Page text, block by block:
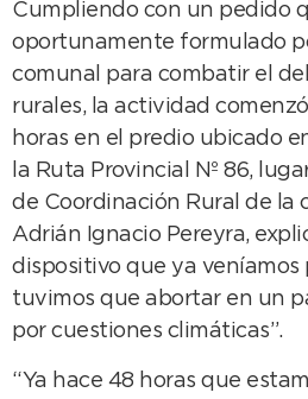
Cumpliendo con un pedido
oportunamente formulado
comunal para combatir el
rurales, la actividad
horas en el predio ubicado
la Ruta Provincial Nº 86,
de Coordinación Rural de la
Adrián Ignacio Pereyra,
dispositivo que ya
tuvimos que abortar en un
por cuestiones climáticas”.
“Ya hace 48 horas que